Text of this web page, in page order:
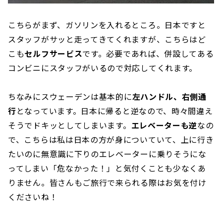
こちらがまず、ガソリンを入れるところ。日本ですと
スタッフがサッと走ってきてくれますが、こちらはど
こもセルフサービスです。必要であれば、併設してある
コンビニにスタッフがいるので対応してくれます。
ちなみにスウェーデンは基本的に左ハンドル、右側通
行となっています。日本に帰ると逆なので、時々間違え
そうでドキッとしてしまいます。 エレベーターも逆なの
で、こちらは私は日本の方が身についていて、上に行き
たいのに無意識に下りのエレベーターに乗りそうにな
ってしまい「危なかった！」と気付くことも少なくあ
りません。皆さんもご旅行で来られる際はお気を付け
くださいね！